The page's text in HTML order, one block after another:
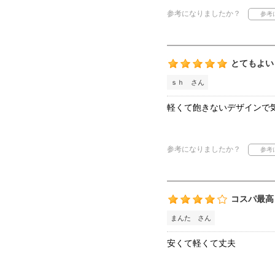
参考になりましたか？
とてもよい
ｓｈ さん
軽くて飽きないデザインで
参考になりましたか？
コスパ最高
まんた さん
安くて軽くて丈夫